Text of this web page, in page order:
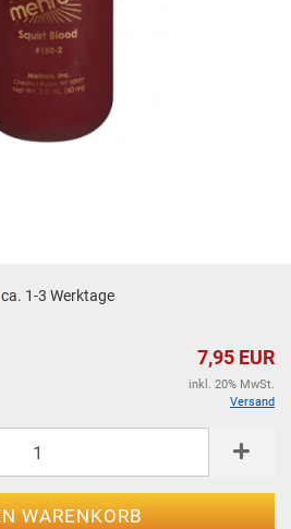
ca. 1-3 Werktage
7,95 EUR
inkl. 20% MwSt.
Versand